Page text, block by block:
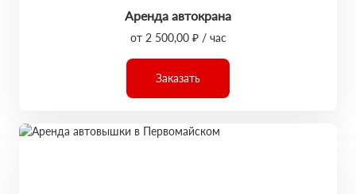
Аренда автокрана
от 2 500,00 ₽ / час
Заказать